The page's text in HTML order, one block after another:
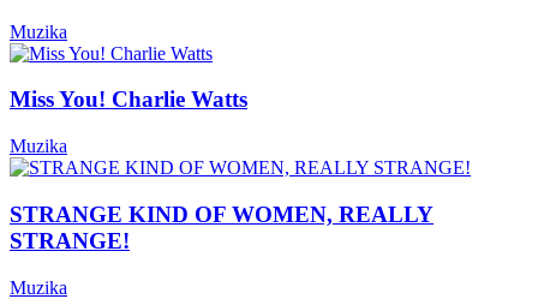
Muzika
Miss You! Charlie Watts
Muzika
STRANGE KIND OF WOMEN, REALLY
STRANGE!
Muzika